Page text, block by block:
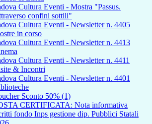
Cultura Eventi - Mostra "Passus.
confini sottili"
Cultura Eventi - Newsletter n. 4405
in corso
Cultura Eventi - Newsletter n. 4413
Cultura Eventi - Newsletter n. 4411
& Incontri
Cultura Eventi - Newsletter n. 4401
Sconto 50% (1)
CERTIFICATA: Nota informativa
fondo Inps gestione dip. Pubblici Statali